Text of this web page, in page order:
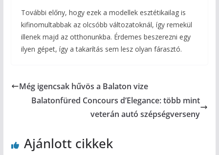
További előny, hogy ezek a modellek esztétikailag is
kifinomultabbak az olcsóbb változatoknál, így remekül
illenek majd az otthonunkba. Érdemes beszerezni egy
ilyen gépet, így a takarítás sem lesz olyan fárasztó.
Még igencsak hűvös a Balaton vize
Balatonfüred Concours d’Elegance: több mint
veterán autó szépségverseny
Ajánlott cikkek